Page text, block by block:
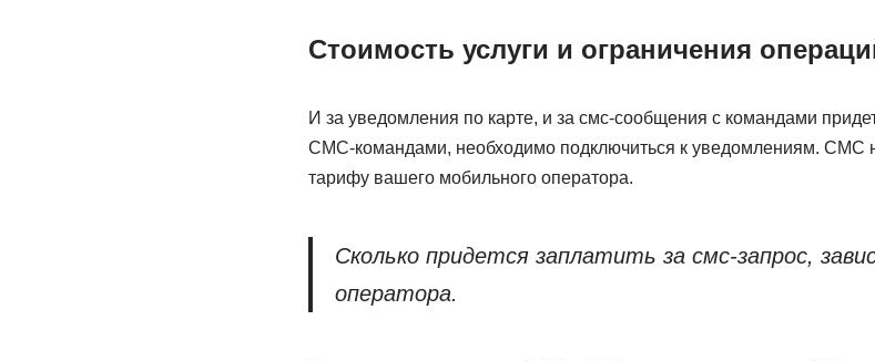
Стоимость услуги и ограничения
И за уведомления по карте, и за смс-сообщения с командами
СМС-командами, необходимо подключиться к уведомлениям. СМС
тарифу вашего мобильного оператора.
Сколько придется заплатить за смс-запрос,
оператора.